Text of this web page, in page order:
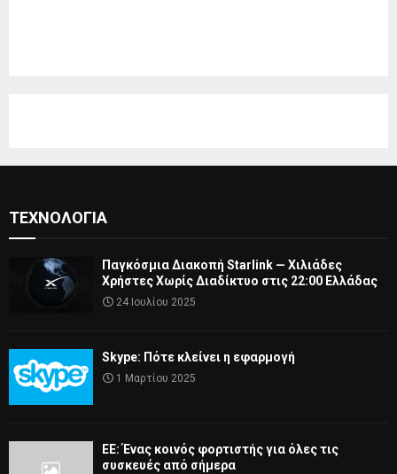
ΤΕΧΝΟΛΟΓΊΑ
Παγκόσμια Διακοπή Starlink — Χιλιάδες
Χρήστες Χωρίς Διαδίκτυο στις 22:00 Ελλάδας
24 Ιουλίου 2025
Skype: Πότε κλείνει η εφαρμογή
1 Μαρτίου 2025
ΕΕ: Ένας κοινός φορτιστής για όλες τις
συσκευές από σήμερα